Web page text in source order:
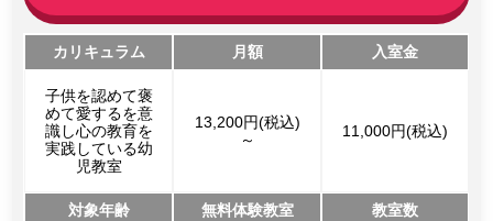
カリキュラム 月額 入室金
子供を認めて褒
めて愛するを意
識し心の教育を
実践している幼
児教室
13,200円(税込)
～
11,000円(税込)
対象年齢 無料体験教室 教室数